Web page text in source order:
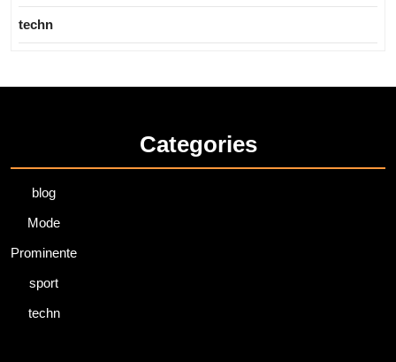
techn
Categories
blog
Mode
Prominente
sport
techn